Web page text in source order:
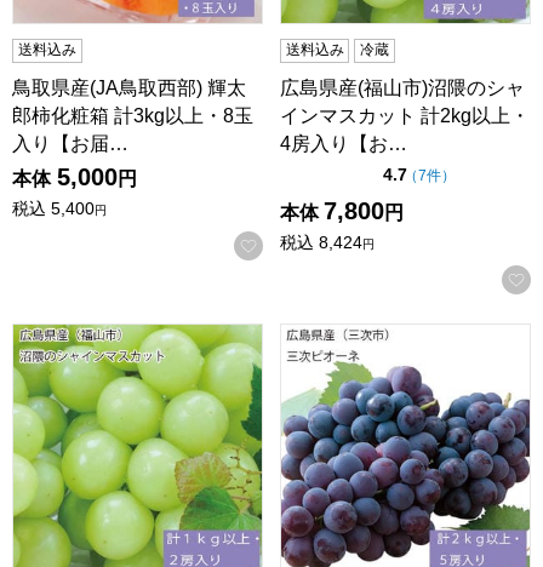
送料込み
鳥取県産(JA鳥取西部) 輝太
郎柿化粧箱 計3kg以上・8玉
入り【お届…
本体 5,000円
税込 5,400円
お気に入りに登録する
送料込み 冷蔵
広島県産(福山市)沼隈のシャ
インマスカット 計2kg以上・
4房入り【お…
4.7点（5点満点中）
（7件の評価
）
本体 7,800円
税込 8,424円
広島県産(福山市)沼隈のシャインマスカット 計1kg以上・2
広島県産(三次市)三次ピオー